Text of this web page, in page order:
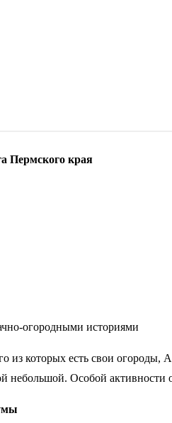
Пермского края
огородными историями
которых есть свои огороды,
небольшой. Особой активности